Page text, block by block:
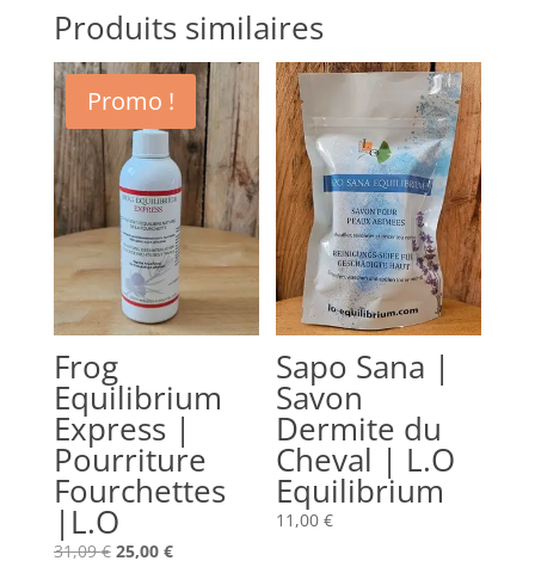
Produits similaires
Promo !
Frog
Equilibrium
Express |
Pourriture
Fourchettes
|L.O
31,09€ Le
25,00 €Le
Sapo Sana |
Savon
Dermite du
Cheval | L.O
Equilibrium
11,00€